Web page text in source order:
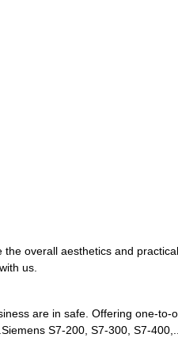
overall aesthetics and
us.
are in safe. Offering one-
S7-200, S7-300, S7-